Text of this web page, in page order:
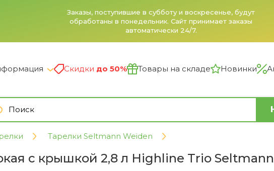
Заказы, поступившие в субботу и воскресенье, будут
обработаны в понедельник. Сайт принимает заказы
автоматически 24/7.
Скидки до 50% Товары на складе Новинки
Тарелки Seltmann Weiden
с крышкой 2,8 л Highline Trio Seltmann